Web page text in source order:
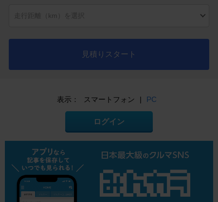
見積りスタート
表示： スマートフォン | PC
ログイン